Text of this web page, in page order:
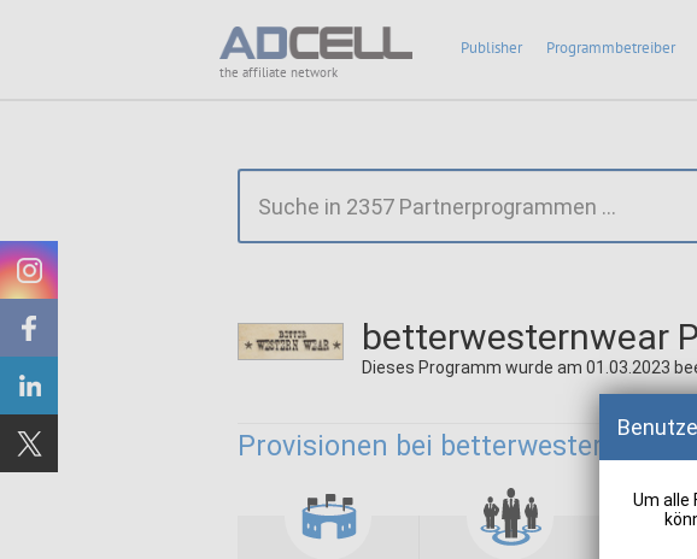
the affiliate network
Publisher Programmbetreiber
betterwesternwear
Dieses Programm wurde am 01.03.2023
Provisionen bei betterwesternwear:
Um alle